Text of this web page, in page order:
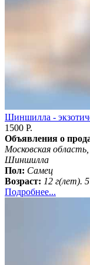
Шиншилла -
1500 Р.
Объявления о
Московская
Шиншилла
Пол: Самец
Возраст: 12 г(лет).
Подробнее...